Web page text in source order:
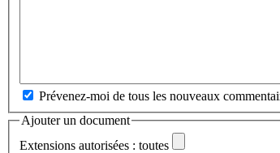
Prévenez-moi de tous les nouveaux
Ajouter un document
Extensions autorisées : toutes